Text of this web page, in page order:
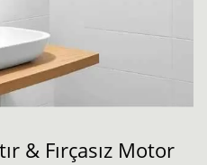
& Fırçasız Motor